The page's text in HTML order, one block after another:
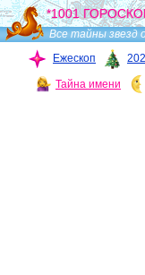
*1001
Все тайны звезд
Ежескоп
Тайна имени